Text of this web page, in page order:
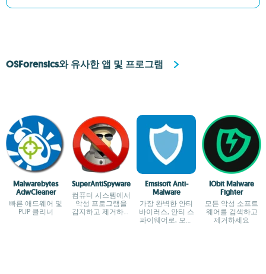
OSForensics와 유사한 앱 및 프로그램
Malwarebytes
AdwCleaner
빠른 애드웨어 및
PUP 클리너
SuperAntiSpyware
컴퓨터 시스템에서
악성 프로그램을
감지하고 제거하세
Emsisoft Anti-
Malware
가장 완벽한 안티
바이러스, 안티 스
파이웨어로, 모든
IObit Malware
Fighter
모든 악성 소프트
웨어를 검색하고
제거하세요